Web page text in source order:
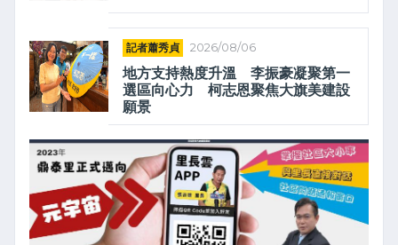
記者蕭秀貞 2026/08/06
地方支持熱度升溫 李振豪凝聚第一
選區向心力 柯志恩聚焦大旗美建設
願景